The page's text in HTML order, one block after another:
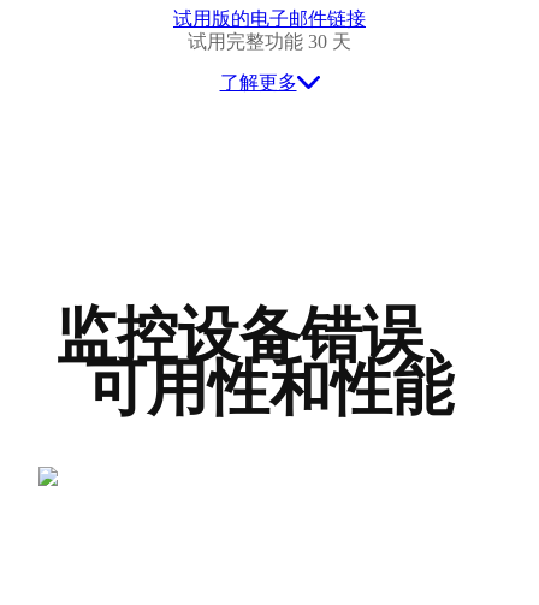
试用版的电子邮件链接
试用完整功能 30 天
了解更多
监控设备错误、
可用性和性能